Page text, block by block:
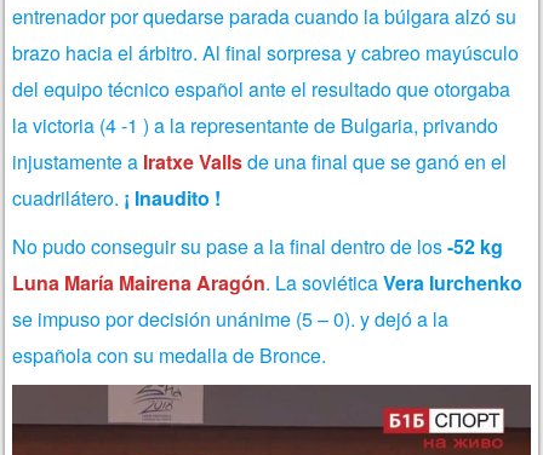
entrenador por quedarse parada cuando la búlgara alzó su
brazo hacia el árbitro. Al final sorpresa y cabreo mayúsculo
del equipo técnico español ante el resultado que otorgaba
la victoria (4 -1 ) a la representante de Bulgaria, privando
injustamente a Iratxe Vallsde una final que se ganó en el
cuadrilátero. ¡ Inaudito !
No pudo conseguir su pase a la final dentro de los-52 kg
Luna María Mairena Aragón. La soviéticaVera Iurchenko
se impuso por decisión unánime (5 – 0). y dejó a la
española con su medalla de Bronce.